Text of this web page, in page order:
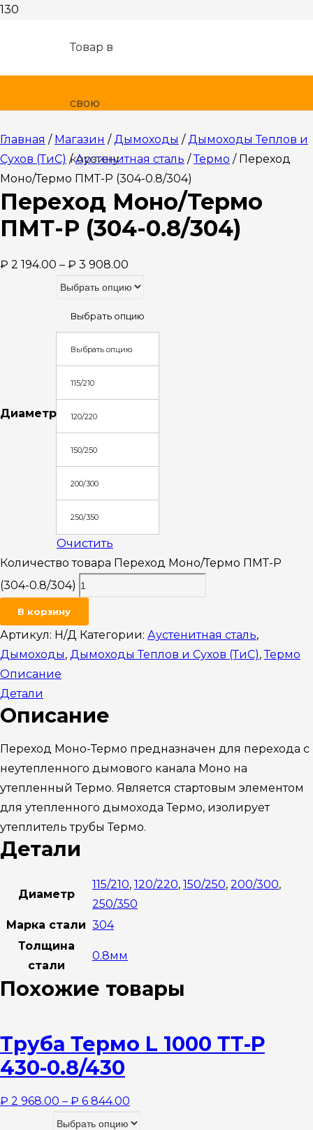
Товар в
свою
корзину.
Главная / Магазин /Дымоходы /Дымоходы Теплов и
Сухов (ТиС) /Аустенитная сталь /Термо / Переход
Моно/Термо ПМТ-Р (304-0.8/304)
Переход Моно/Термо
ПМТ-Р (304-0.8/304)
₽ 2 194.00 – ₽ 3 908.00
Диаметр
Выбрать опцию
Выбрать опцию
115/210
120/220
150/250
200/300
250/350
Очистить
Количество товара Переход Моно/Термо ПМТ-Р
(304-0.8/304)
В корзину
Артикул: Н/Д Категории: Аустенитная сталь,
Дымоходы, Дымоходы Теплов и Сухов (ТиС),Термо
Описание
Детали
Описание
Переход Моно-Термо предназначен для перехода с
неутепленного дымового канала Моно на
утепленный Термо. Является стартовым элементом
для утепленного дымохода Термо, изолирует
утеплитель трубы Термо.
Детали
Диаметр
115/210, 120/220, 150/250, 200/300,
250/350
Марка стали 304
Толщина
стали
0.8мм
Похожие товары
Труба Термо L 1000 ТТ-Р
430-0.8/430
₽ 2 968.00 – ₽ 6 844.00